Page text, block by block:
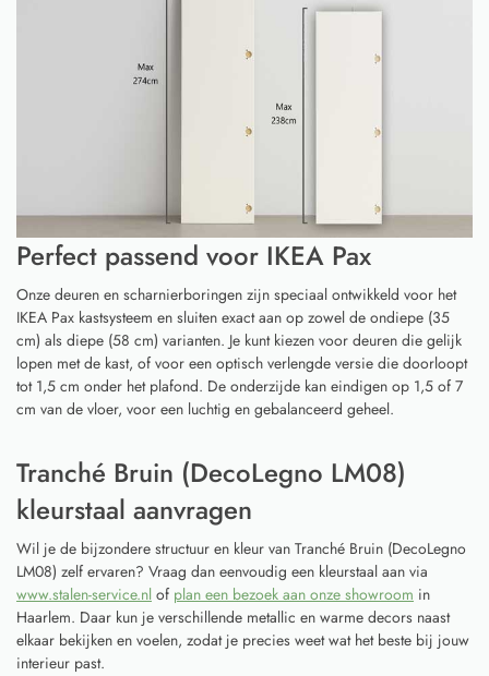
Perfect passend voor IKEA Pax
Onze deuren en scharnierboringen zijn speciaal ontwikkeld voor het
IKEA Pax kastsysteem en sluiten exact aan op zowel de ondiepe (35
cm) als diepe (58 cm) varianten. Je kunt kiezen voor deuren die gelijk
lopen met de kast, of voor een optisch verlengde versie die doorloopt
tot 1,5 cm onder het plafond. De onderzijde kan eindigen op 1,5 of 7
cm van de vloer, voor een luchtig en gebalanceerd geheel.
Tranché Bruin (DecoLegno LM08)
kleurstaal aanvragen
Wil je de bijzondere structuur en kleur van Tranché Bruin (DecoLegno
LM08) zelf ervaren? Vraag dan eenvoudig een kleurstaal aan via
www.stalen-service.nl of plan een bezoek aan onze showroom in
Haarlem. Daar kun je verschillende metallic en warme decors naast
elkaar bekijken en voelen, zodat je precies weet wat het beste bij jouw
interieur past.